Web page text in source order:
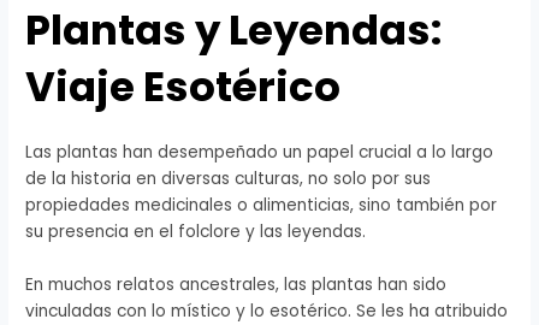
Plantas y Leyendas:
Viaje Esotérico
Las plantas han desempeñado un papel crucial a lo largo
de la historia en diversas culturas, no solo por sus
propiedades medicinales o alimenticias, sino también por
su presencia en el folclore y las leyendas.
En muchos relatos ancestrales, las plantas han sido
vinculadas con lo místico y lo esotérico. Se les ha atribuido